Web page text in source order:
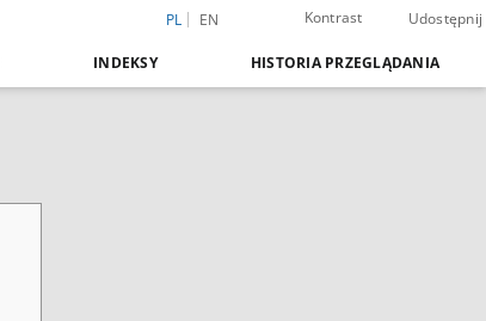
PL EN Kontrast Udostępnij
INDEKSY HISTORIA PRZEGLĄDANIA